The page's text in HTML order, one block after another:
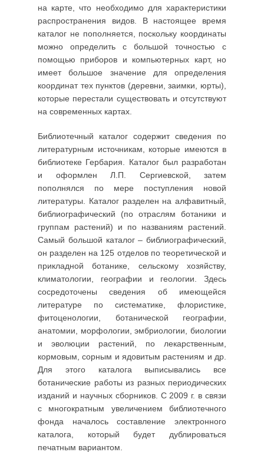
на карте, что необходимо для характеристики
распространения видов. В настоящее время
каталог не пополняется, поскольку координаты
можно определить с большой точностью с
помощью приборов и компьютерных карт, но
имеет большое значение для определения
координат тех пунктов (деревни, заимки, юрты),
которые перестали существовать и отсутствуют
на современных картах.
Библиотечный каталог содержит сведения по
литературным источникам, которые имеются в
библиотеке Гербария. Каталог был разработан
и оформлен Л.П. Сергиевской, затем
пополнялся по мере поступления новой
литературы. Каталог разделен на алфавитный,
библиографический (по отраслям ботаники и
группам растений) и по названиям растений.
Самый большой каталог – библиографический,
он разделен на 125 отделов по теоретической и
прикладной ботанике, сельскому хозяйству,
климатологии, географии и геологии. Здесь
сосредоточены сведения об имеющейся
литературе по систематике, флористике,
фитоценологии, ботанической географии,
анатомии, морфологии, эмбриологии, биологии
и эволюции растений, по лекарственным,
кормовым, сорным и ядовитым растениям и др.
Для этого каталога выписывались все
ботанические работы из разных периодических
изданий и научных сборников. С 2009 г. в связи
с многократным увеличением библиотечного
фонда началось составление электронного
каталога, который будет дублироваться
печатным вариантом.